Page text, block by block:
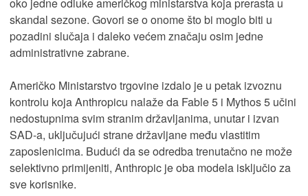
skandal sezone. Govori se o onome što bi moglo biti u
pozadini slučaja i daleko većem značaju osim jedne
administrativne zabrane.
Američko Ministarstvo trgovine izdalo je u petak izvoznu
kontrolu koja Anthropicu nalaže da Fable 5 i Mythos 5 učini
nedostupnima svim stranim državljanima, unutar i izvan
SAD-a, uključujući strane državljane među vlastitim
zaposlenicima. Budući da se odredba trenutačno ne može
selektivno primijeniti, Anthropic je oba modela isključio za
sve korisnike.